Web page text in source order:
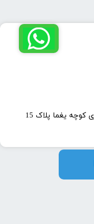
تهران خیابان جمهوری کوچه یغما پلاک 15